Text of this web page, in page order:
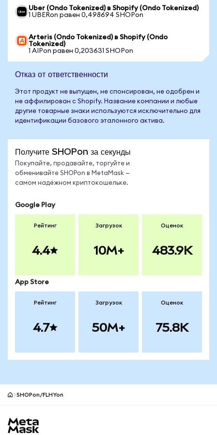
Uber (Ondo Tokenized) в Shopify (Ondo Tokenized)
1 UBERon равен 0,498694 SHOPon
Arteris (Ondo Tokenized) в Shopify (Ondo
Tokenized)
1 AIPon равен 0,203631 SHOPon
Отказ от ответственности
Этот продукт не выпущен, не спонсирован, не одобрен и
не аффилирован с Shopify. Название компании и любые
другие товарные знаки используются исключительно для
идентификации базового эталонного актива.
Получите SHOPon за секунды
Покупайте, продавайте, торгуйте и
обменивайте SHOPon в MetaMask —
самом надёжном криптокошельке.
Google Play
Рейтинг
4.4
Загрузок
10M+
Оценок
483.9K
App Store
Рейтинг
4.7
Загрузок
50M+
Оценок
75.8K
SHOPon/FLHYon